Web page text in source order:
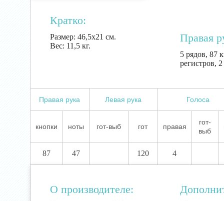
Кратко:
Размер: 46,5х21 см.
Вес: 11,5 кг.
Правая
5 рядов, 87
регистров,
Правая рука Левая рука Голоса
кнопки ноты гот-выб гот правая
гот-
выб
87 47 120 4
О производителе: